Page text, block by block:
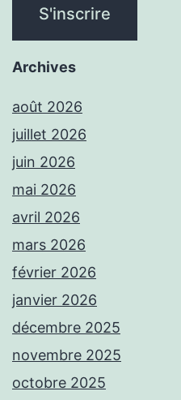
Archives
août 2026
juillet 2026
juin 2026
mai 2026
avril 2026
mars 2026
février 2026
janvier 2026
décembre 2025
novembre 2025
octobre 2025